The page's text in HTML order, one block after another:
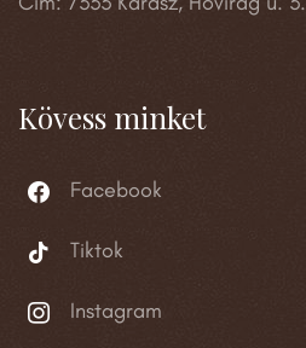
Kövess minket
Facebook
Tiktok
Instagram